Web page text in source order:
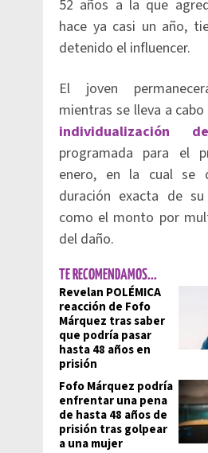
52 años a la que
hace ya casi un año,
detenido el influencer.
El joven
mientras se lleva a
individualización
programada para el
enero, en la cual se
duración exacta de
como el monto por
del daño.
TE RECOMENDAMOS...
Revelan POLÉMICA
reacción de Fofo
Márquez tras saber
que podría pasar
hasta 48 años en
prisión
Fofo Márquez podría
enfrentar una pena
de hasta 48 años de
prisión tras golpear
a una mujer